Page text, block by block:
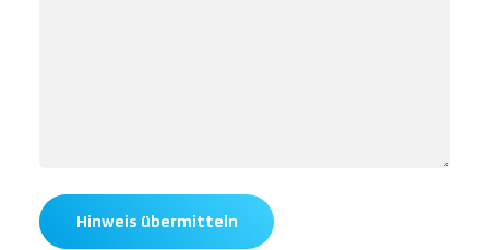
Hinweis übermitteln